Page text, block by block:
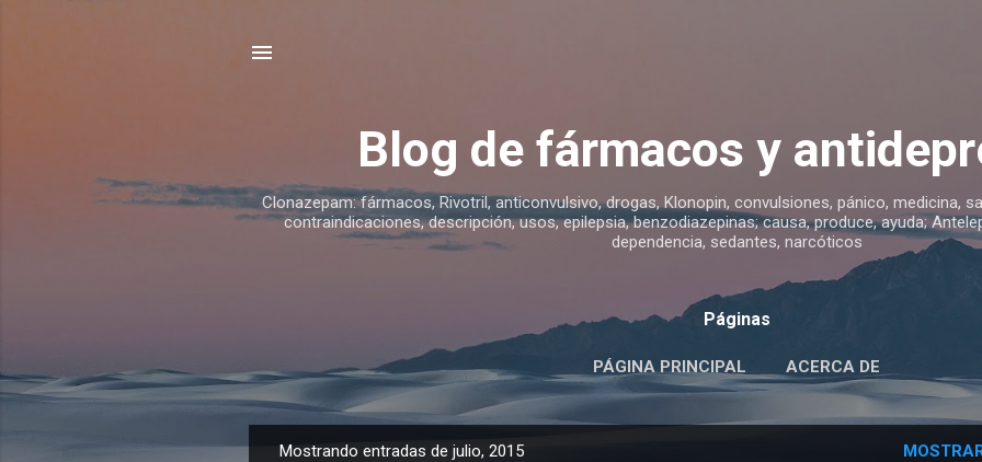
Blog de fármacos y
Clonazepam: fármacos, Rivotril, anticonvulsivo, drogas, Klonopin, convulsiones, pánico, medicina,
contraindicaciones, descripción, usos, epilepsia, benzodiazepinas; causa, produce, ayuda;
dependencia, sedantes, narcóticos
Páginas
PÁGINA PRINCIPAL ACERCA DE
Mostrando entradas de julio, 2015